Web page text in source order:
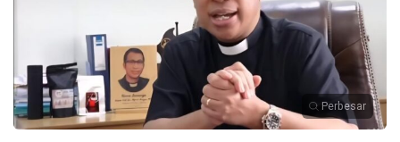
Perbesar